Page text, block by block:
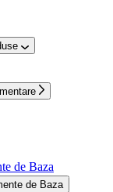
de Baza
de Baza